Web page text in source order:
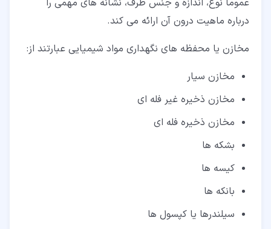
عموماً نوع، اندازه و جنس ظرف، نشانه‌ های مهمی را
درباره ماهیت درون آن ارائه می ‌کند.
مخازن یا محفظه های نگهداری مواد شیمیایی عبارتند از:
مخازن سیار
مخازن ذخیره غیر فله ‌ای
مخازن ذخیره فله ای
بشکه ها
کیسه ها
بانکه ها
سیلندرها یا کپسول ها